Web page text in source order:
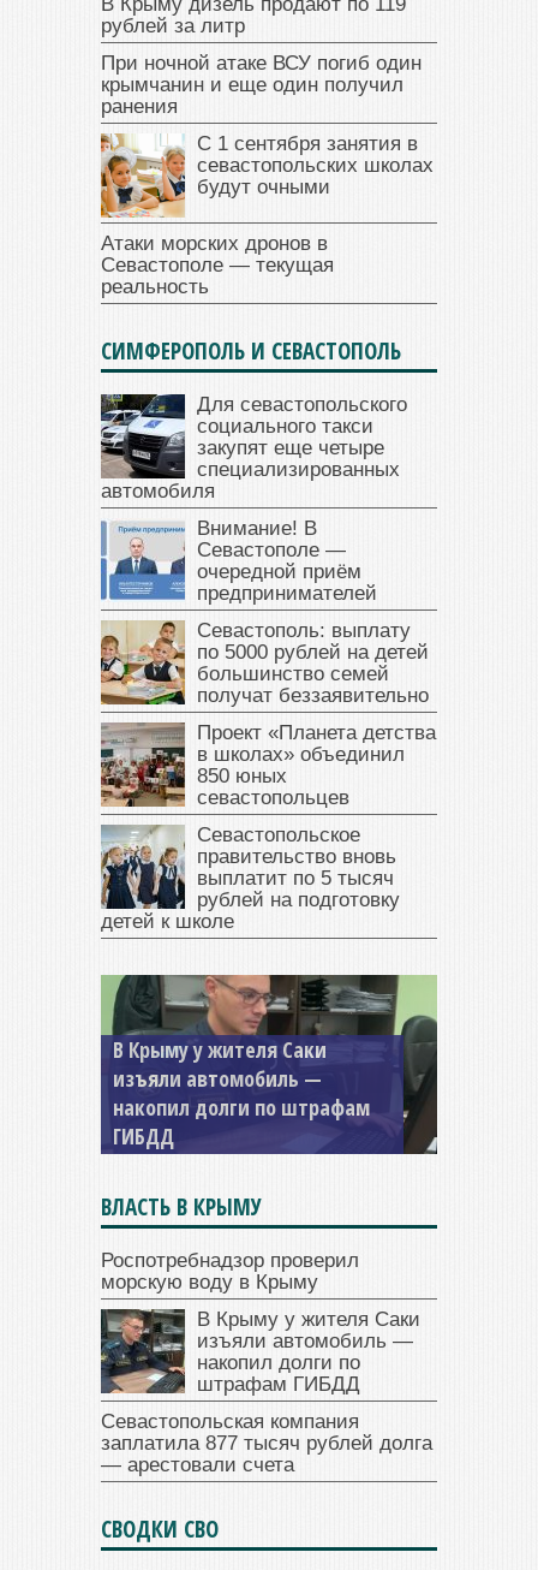
В Крыму дизель продают по 119
рублей за литр
При ночной атаке ВСУ погиб один
крымчанин и еще один получил
ранения
С 1 сентября занятия в
севастопольских школах
будут очными
Атаки морских дронов в
Севастополе — текущая
реальность
СИМФЕРОПОЛЬ И СЕВАСТОПОЛЬ
Для севастопольского
социального такси
закупят еще четыре
специализированных
автомобиля
Внимание! В
Севастополе —
очередной приём
предпринимателей
Севастополь: выплату
по 5000 рублей на детей
большинство семей
получат беззаявительно
Проект «Планета детства
в школах» объединил
850 юных
севастопольцев
Севастопольское
правительство вновь
выплатит по 5 тысяч
рублей на подготовку
детей к школе
В Крыму у жителя Саки
изъяли автомобиль —
накопил долги по штрафам
ГИБДД
ВЛАСТЬ В КРЫМУ
Роспотребнадзор проверил
морскую воду в Крыму
В Крыму у жителя Саки
изъяли автомобиль —
накопил долги по
штрафам ГИБДД
Севастопольская компания
заплатила 877 тысяч рублей долга
— арестовали счета
СВОДКИ СВО